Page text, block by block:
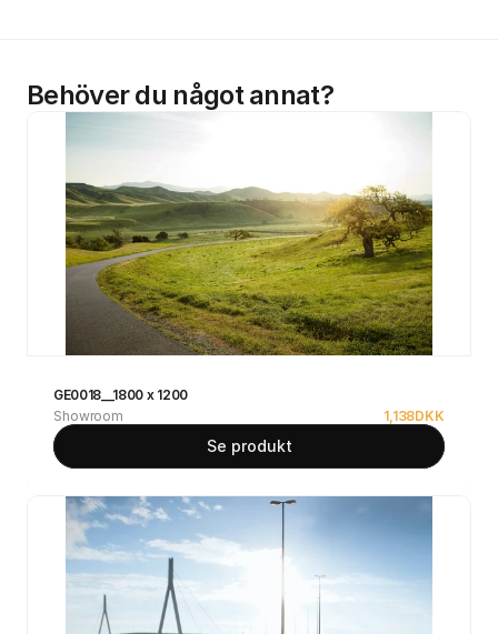
Behöver du något annat?
GE0018__1800 x 1200
Showroom
1,138DKK
Se produkt